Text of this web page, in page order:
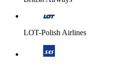
LOT-Polish Airlines